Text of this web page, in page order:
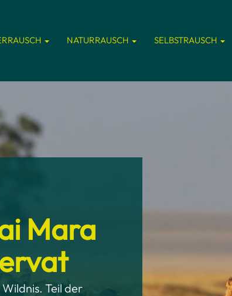
NATURRAUSCH SELBSTRAUSCH
Mara
Teil der